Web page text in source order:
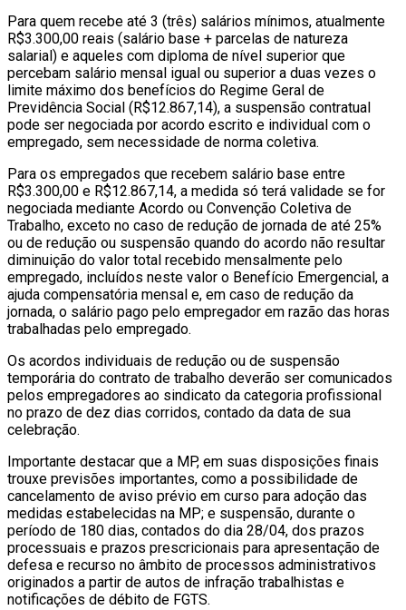
Para quem recebe até 3 (três) salários mínimos, atualmente
R$3.300,00 reais (salário base + parcelas de natureza
salarial) e aqueles com diploma de nível superior que
percebam salário mensal igual ou superior a duas vezes o
limite máximo dos benefícios do Regime Geral de
Previdência Social (R$12.867,14), a suspensão contratual
pode ser negociada por acordo escrito e individual com o
empregado, sem necessidade de norma coletiva.
Para os empregados que recebem salário base entre
R$3.300,00 e R$12.867,14, a medida só terá validade se for
negociada mediante Acordo ou Convenção Coletiva de
Trabalho, exceto no caso de redução de jornada de até 25%
ou de redução ou suspensão quando do acordo não resultar
diminuição do valor total recebido mensalmente pelo
empregado, incluídos neste valor o Benefício Emergencial, a
ajuda compensatória mensal e, em caso de redução da
jornada, o salário pago pelo empregador em razão das horas
trabalhadas pelo empregado.
Os acordos individuais de redução ou de suspensão
temporária do contrato de trabalho deverão ser comunicados
pelos empregadores ao sindicato da categoria profissional
no prazo de dez dias corridos, contado da data de sua
celebração.
Importante destacar que a MP, em suas disposições finais
trouxe previsões importantes, como a possibilidade de
cancelamento de aviso prévio em curso para adoção das
medidas estabelecidas na MP; e suspensão, durante o
período de 180 dias, contados do dia 28/04, dos prazos
processuais e prazos prescricionais para apresentação de
defesa e recurso no âmbito de processos administrativos
originados a partir de autos de infração trabalhistas e
notificações de débito de FGTS.